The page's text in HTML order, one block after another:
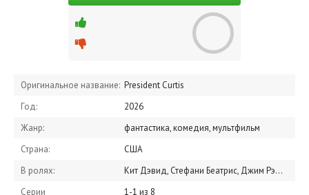
Оригинальное название: President Curtis
Год:
2026
Жанр:
фантастика, комедия, мультфильм
Страна:
США
В ролях:
Кит Дэвид, Стефани Беатрис, Джим Рэш, Дэн Баккедаль, Келси Скотт
Серии
1-1 из 8